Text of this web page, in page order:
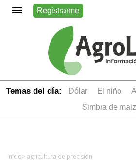
Registrarme
Temas del día: dólar el niño
simbra de maiz
Inicio> agricultura de precisión